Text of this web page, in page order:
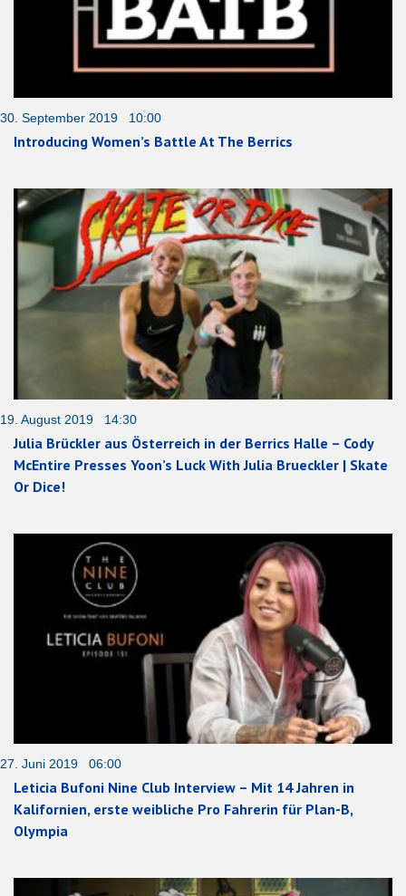
30. September 2019 10:00
Introducing Women’s Battle At The Berrics
19. August 2019 14:30
Julia Brückler aus Österreich in der Berrics Halle – Cody
McEntire Presses Yoon’s Luck With Julia Brueckler | Skate
Or Dice!
27. Juni 2019 06:00
Leticia Bufoni Nine Club Interview – Mit 14 Jahren in
Kalifornien, erste weibliche Pro Fahrerin für Plan-B,
Olympia